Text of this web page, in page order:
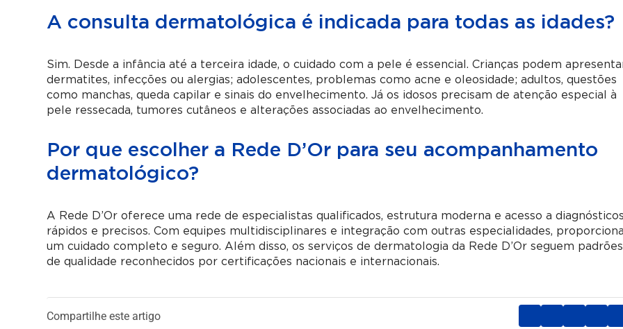
A consulta dermatológica é indicada para todas as idades?
Sim. Desde a infância até a terceira idade, o cuidado com a pele é essencial. Crianças podem
dermatites, infecções ou alergias; adolescentes, problemas como acne e oleosidade; adultos, questões
como manchas, queda capilar e sinais do envelhecimento. Já os idosos precisam de atenção especial à
pele ressecada, tumores cutâneos e alterações associadas ao envelhecimento.
Por que escolher a Rede D’Or para seu acompanhamento
dermatológico?
A Rede D’Or oferece uma rede de especialistas qualificados, estrutura moderna e acesso a diagnósticos
rápidos e precisos. Com equipes multidisciplinares e integração com outras especialidades, proporciona
um cuidado completo e seguro. Além disso, os serviços de dermatologia da Rede D’Or seguem padrões
de qualidade reconhecidos por certificações nacionais e internacionais.
Compartilhe este artigo